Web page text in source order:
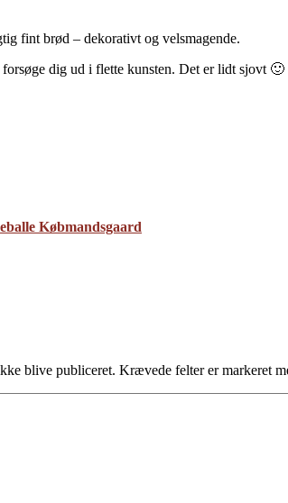
fint brød – dekorativt og velsmagende.
dig ud i flette kunsten. Det er lidt sjovt 🙂
Købmandsgaard
blive publiceret. Krævede felter er markeret